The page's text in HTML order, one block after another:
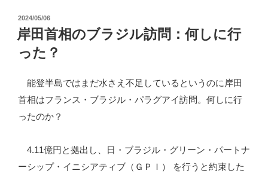
ラ
ン
デ
ル
水
投
稿
日:
2024/05/06
岸田首相のブラジル訪問：何しに行
った？
能登半島ではまだ水さえ不足しているというのに岸田
首相はフランス・ブラジル・パラグアイ訪問。何しに行
ったのか？
4.11億円と拠出し、日・ブラジル・グリーン・パートナ
ーシップ・イニシアティブ（ＧＰＩ） を行うと約束した